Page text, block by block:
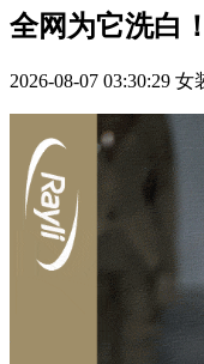
全网为它洗白
2026-08-07 03:30:29 女